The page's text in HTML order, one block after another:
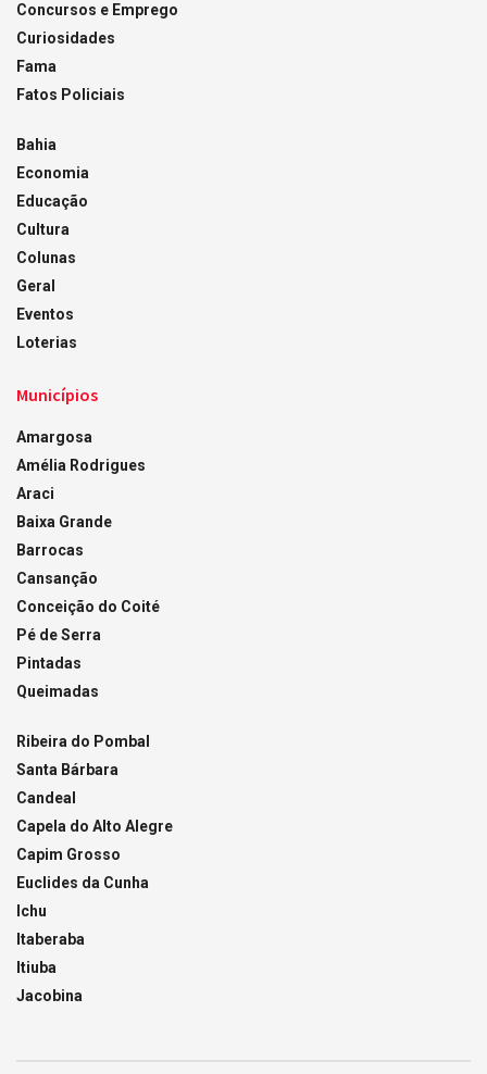
Concursos e Emprego
Curiosidades
Fama
Fatos Policiais
Bahia
Economia
Educação
Cultura
Colunas
Geral
Eventos
Loterias
Municípios
Amargosa
Amélia Rodrigues
Araci
Baixa Grande
Barrocas
Cansanção
Conceição do Coité
Pé de Serra
Pintadas
Queimadas
Ribeira do Pombal
Santa Bárbara
Candeal
Capela do Alto Alegre
Capim Grosso
Euclides da Cunha
Ichu
Itaberaba
Itiuba
Jacobina